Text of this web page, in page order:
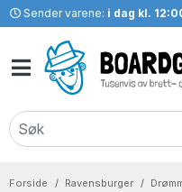
Sender varene: i dag kl.
Forside Ravensburger